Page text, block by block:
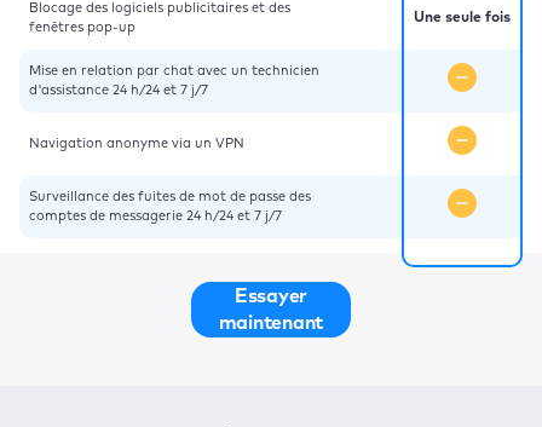
Blocage des logiciels publicitaires et des
fenêtres pop-up
Mise en relation par chat avec un technicien
d'assistance 24 h/24 et 7 j/7
Navigation anonyme via un VPN
Surveillance des fuites de mot de passe des
comptes de messagerie 24 h/24 et 7 j/7
Une seule fois
Essayer
maintenant